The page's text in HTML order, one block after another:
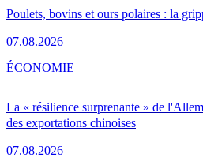
Poulets, bovins et ours polaires : la
07.08.2026
La « résilience surprenante » de
des exportations chinoises
07.08.2026
ÉCONOMIE